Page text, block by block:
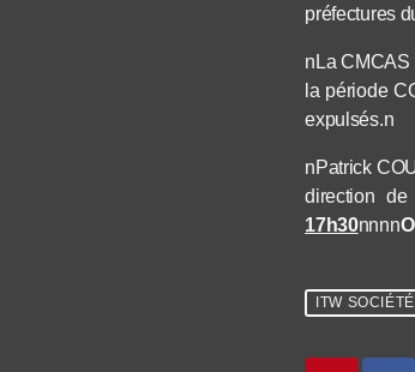
préfectures
nLa CMCAS
la période
expulsés.n
nPatrick
direction de
17h30nnnn
ITW SOCIÉTÉ